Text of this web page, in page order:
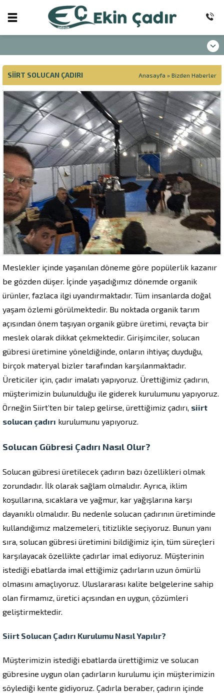
SIIRT SOLUCAN ÇADIRI Anasayfa » Bizden Haberler
Meslekler içinde yaşanılan döneme göre popülerlik kazanır
be gözden düşer. İçinde yaşadığımız dönemde organik
ürünler, fazlaca ilgi uyandırmaktadır. Tüm insanlarda doğal
yaşam özlemi görülmektedir. Bu noktada organik tarım
açısından önem taşıyan organik gübre üretimi, revaçta bir
meslek olarak dikkat çekmektedir. Girişimciler, solucan
gübresi üretimine yöneldiğinde, onların ihtiyaç duyduğu,
birçok materyal bizler tarafından karşılanmaktadır.
Üreticiler için, çadır imalatı yapıyoruz. Ürettiğimiz çadırın,
müşterimizin bulunulduğu ile giderek kurulumunu yapıyoruz.
Örneğin Siirt’ten bir talep gelirse, ürettiğimiz çadırı, siirt
solucan çadırı kurulumunu yapıyoruz.
Solucan Gübresi Çadırı Nasıl Olur?
Solucan gübresi üretilecek çadırın bazı özellikleri olmak
zorundadır. İlk olarak sağlam olmalıdır. Ayrıca, iklim
koşullarına, sıcaklara ve yağmur, kar yağışlarına karşı
dayanıklı olmalıdır. Bu nedenle solucan çadırının üretiminde
kullandığımız malzemeleri, titizlikle seçiyoruz. Bunun yanı
sıra, solucan gübresi üretimini bildiğimiz için, tüm süreçleri
karşılayacak özellikte çadırlar imal ediyoruz. Müşterinin
istediği ebatlarda imal ettiğimiz çadırların uzun ömürlü
olmasını amaçlıyoruz. Uluslararası kalite belgelerine sahip
olan firmamız, üretici açısından en uygun, çözümleri
geliştirmektedir.
Siirt Solucan Çadırı Kurulumu Nasıl Yapılır?
Müşterimizin istediği ebatlarda ürettiğimiz ve solucan
gübresine uygun olan çadırların kurulumu için müşterimizin
söylediği kente gidiyoruz. Çadırla beraber, çadırın içinde